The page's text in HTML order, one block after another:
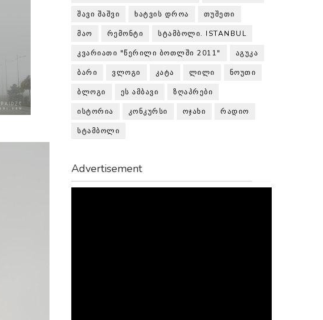
ᲨᲐᲕᲘ ᲨᲐᲨᲕᲘ ᲮᲐᲢᲕᲘᲡ ᲓᲠᲝᲐ ᲗᲣᲨᲔᲗᲘ
ᲛᲐᲝ ᲠᲔᲛᲝᲜᲢᲘ ᲡᲢᲐᲛᲑᲝᲚᲘ. ISTANBUL
ᲙᲕᲐᲠᲘᲐᲗᲘ "ᲬᲔᲠᲘᲚᲘ ᲑᲝᲗᲚᲨᲘ 2011" ᲐᲒᲣᲙᲐ
ᲑᲐᲠᲘ ᲕᲚᲝᲒᲘ ᲙᲐᲢᲐ ᲚᲘᲚᲘ ᲜᲝᲣᲗᲘ
ᲑᲚᲝᲒᲘ ᲔᲡ ᲐᲛᲑᲐᲕᲘ ᲖᲦᲐᲞᲠᲔᲑᲘ
ᲘᲡᲢᲝᲠᲘᲐ ᲙᲝᲜᲙᲣᲠᲡᲘ ᲝᲯᲐᲮᲘ ᲠᲐᲓᲘᲝ
ᲡᲢᲐᲛᲑᲝᲚᲘ
Advertisement